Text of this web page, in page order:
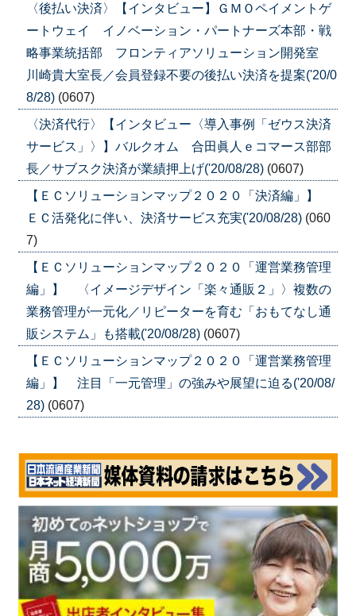
〈後払い決済〉【インタビュー】ＧＭＯペイメントゲ
ートウェイ イノベーション・パートナーズ本部・戦
略事業統括部 フロンティアソリューション開発室
川崎貴大室長／会員登録不要の後払い決済を提案('20/0
8/28) (0607)
〈決済代行〉【インタビュー〈導入事例「ゼウス決済
サービス」〉】バルクオム 合田眞人ｅコマース部部
長／サブスク決済が業績押上げ('20/08/28) (0607)
【ＥＣソリューションマップ２０２０「決済編」】
ＥＣ活発化に伴い、決済サービス充実('20/08/28) (060
7)
【ＥＣソリューションマップ２０２０「運営業務管理
編」】 〈イメージデザイン「楽々通販２」〉複数の
業務管理が一元化／リピーターを育む「おもてなし通
販システム」も搭載('20/08/28) (0607)
【ＥＣソリューションマップ２０２０「運営業務管理
編」】 注目「一元管理」の強みや展望に迫る('20/08/
28) (0607)